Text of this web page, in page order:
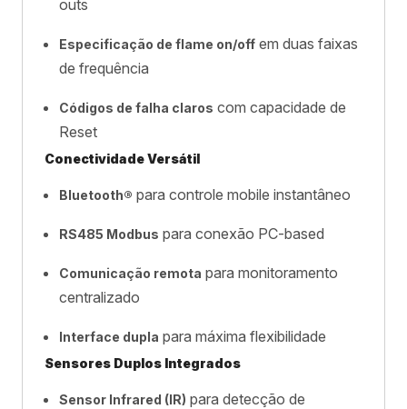
outs
Especificação de flame on/off em duas faixas
de frequência
Códigos de falha claros com capacidade de
Reset
Conectividade Versátil
Bluetooth® para controle mobile instantâneo
RS485 Modbus para conexão PC-based
Comunicação remota para monitoramento
centralizado
Interface dupla para máxima flexibilidade
Sensores Duplos Integrados
Sensor Infrared (IR) para detecção de